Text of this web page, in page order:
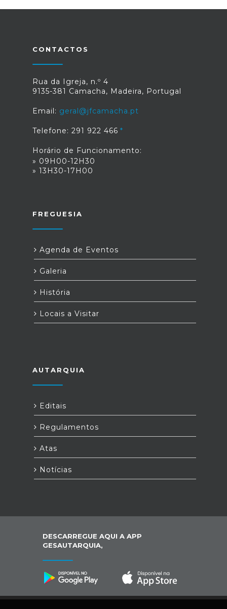
CONTACTOS
Rua da Igreja, n.º 4
9135-381 Camacha, Madeira, Portugal
Email: geral@jfcamacha.pt
Telefone: 291 922 466
Horário de Funcionamento:
» 09H00-12H30
» 13H30-17H00
FREGUESIA
Agenda de Eventos
Galeria
História
Locais a Visitar
AUTARQUIA
Editais
Regulamentos
Atas
Notícias
DESCARREGUE AQUI A APP
GESAUTARQUIA,